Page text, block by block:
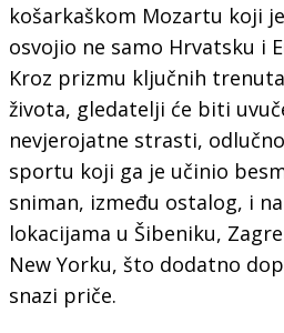
košarkaškom Mozartu koji
osvojio ne samo Hrvatsku i
Kroz prizmu ključnih
života, gledatelji će biti
nevjerojatne strasti,
sportu koji ga je učinio
sniman, između ostalog, i
lokacijama u Šibeniku,
New Yorku, što dodatno
snazi priče.